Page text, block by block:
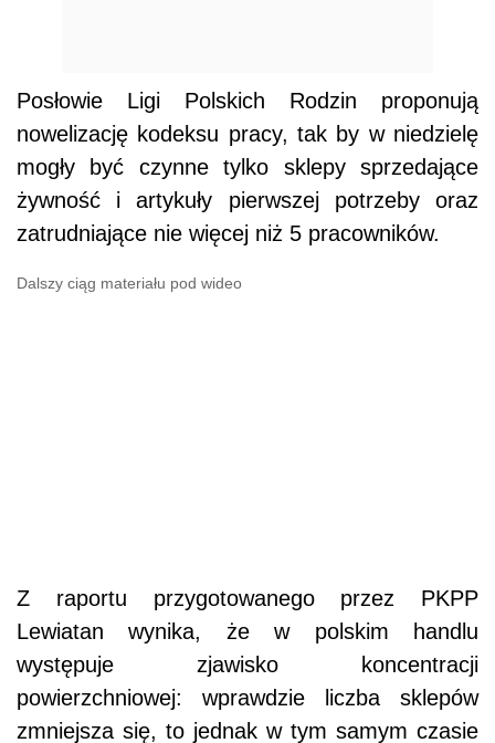
Posłowie Ligi Polskich Rodzin proponują
nowelizację kodeksu pracy, tak by w niedzielę
mogły być czynne tylko sklepy sprzedające
żywność i artykuły pierwszej potrzeby oraz
zatrudniające nie więcej niż 5 pracowników.
Dalszy ciąg materiału pod wideo
Z raportu przygotowanego przez PKPP
Lewiatan wynika, że w polskim handlu
występuje zjawisko koncentracji
powierzchniowej: wprawdzie liczba sklepów
zmniejsza się, to jednak w tym samym czasie